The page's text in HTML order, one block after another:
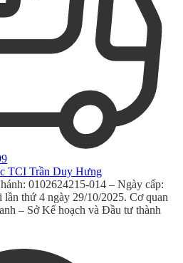
TCI Trần Duy Hưng
0102624215-014 – Ngày cấp:
thứ 4 ngày 29/10/2025. Cơ quan
– Sở Kế hoạch và Đầu tư thành